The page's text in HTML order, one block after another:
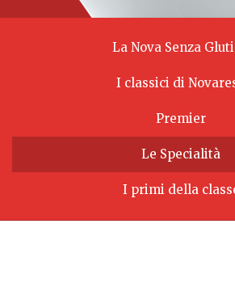
La Nova Senza
I classici di
Premier
Le Specialità
I primi della